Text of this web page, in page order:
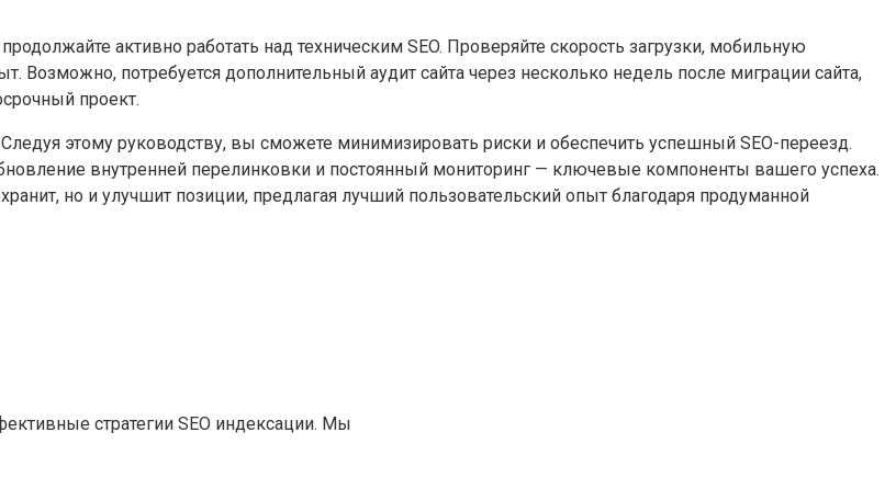
активно работать над техническим SEO. Проверяйте скорость загрузки, мобильную
Возможно, потребуется дополнительный аудит сайта через несколько недель после миграции сайта,
проект.
этому руководству, вы сможете минимизировать риски и обеспечить успешный SEO-переезд.
внутренней перелинковки и постоянный мониторинг — ключевые компоненты вашего успеха.
но и улучшит позиции, предлагая лучший пользовательский опыт благодаря продуманной
стратегии SEO индексации. Мы